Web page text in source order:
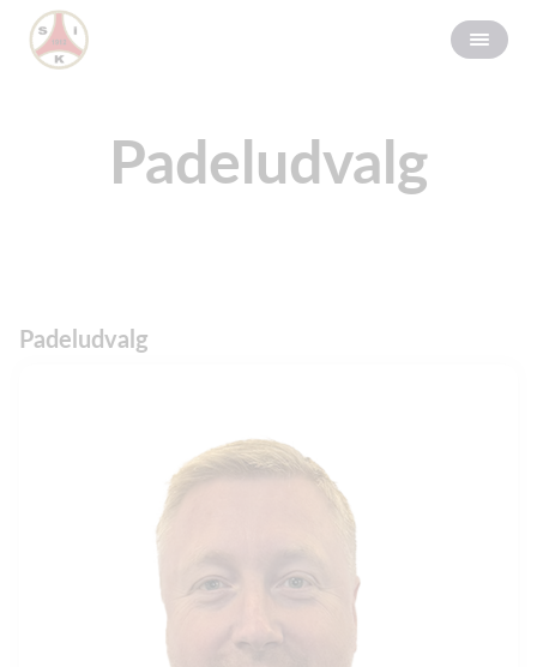
Padeludvalg
Padeludvalg